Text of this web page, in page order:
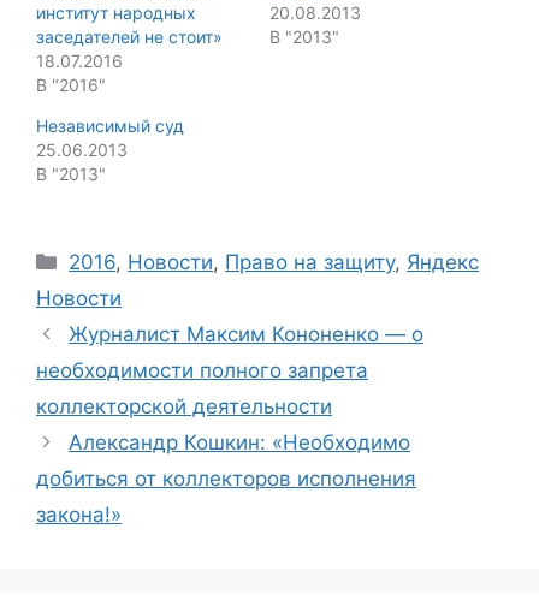
институт народных
заседателей не стоит»
18.07.2016
В "2016"
20.08.2013
В "2013"
Независимый суд
25.06.2013
В "2013"
Categories
2016, Новости, Право на защиту, Яндекс
Новости
Журналист Максим Кононенко — о
необходимости полного запрета
коллекторской деятельности
Александр Кошкин: «Необходимо
добиться от коллекторов исполнения
закона!»